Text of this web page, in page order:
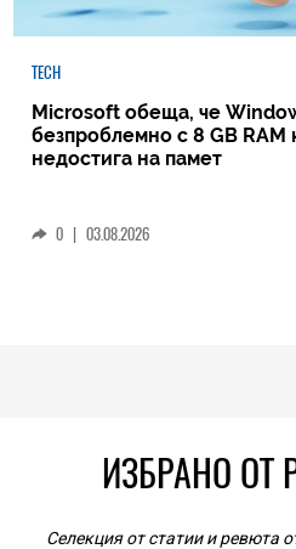
TECH
Microsoft обеща, че
безпроблемно с 8 GB RAM
недостига на памет
0 | 03.08.2026
ИЗБРАНО ОТ
Селекция от статии и ревюта